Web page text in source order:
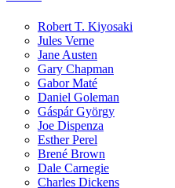
Robert T. Kiyosaki
Jules Verne
Jane Austen
Gary Chapman
Gabor Maté
Daniel Goleman
Gáspár György
Joe Dispenza
Esther Perel
Brené Brown
Dale Carnegie
Charles Dickens